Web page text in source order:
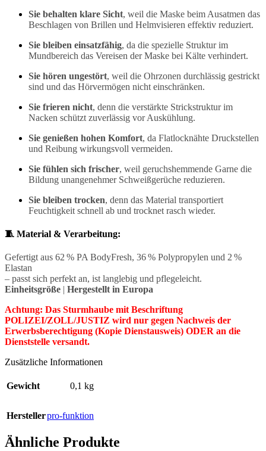
Sie behalten klare Sicht, weil die Maske beim Ausatmen das
Beschlagen von Brillen und Helmvisieren effektiv reduziert.
Sie bleiben einsatzfähig, da die spezielle Struktur im
Mundbereich das Vereisen der Maske bei Kälte verhindert.
Sie hören ungestört, weil die Ohrzonen durchlässig gestrickt
sind und das Hörvermögen nicht einschränken.
Sie frieren nicht, denn die verstärkte Strickstruktur im
Nacken schützt zuverlässig vor Auskühlung.
Sie genießen hohen Komfort, da Flatlocknähte Druckstellen
und Reibung wirkungsvoll vermeiden.
Sie fühlen sich frischer, weil geruchshemmende Garne die
Bildung unangenehmer Schweißgerüche reduzieren.
Sie bleiben trocken, denn das Material transportiert
Feuchtigkeit schnell ab und trocknet rasch wieder.
🧵 Material & Verarbeitung:
Gefertigt aus 62 % PA BodyFresh, 36 % Polypropylen und 2 %
Elastan
– passt sich perfekt an, ist langlebig und pflegeleicht.
Einheitsgröße | Hergestellt in Europa
Achtung: Das Sturmhaube mit Beschriftung
POLIZEI/ZOLL/JUSTIZ wird nur gegen Nachweis der
Erwerbsberechtigung (Kopie Dienstausweis) ODER an die
Dienststelle versandt.
Zusätzliche Informationen
Gewicht 0,1 kg
Herstellerpro-funktion
Ähnliche Produkte